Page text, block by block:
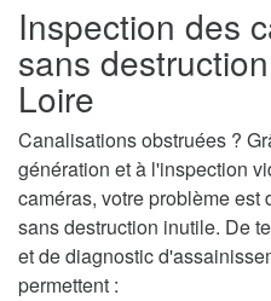
Inspection des
sans
Loire
Canalisations obstruées ?
génération et à l'inspection
caméras, votre problème est
sans destruction inutile. De
et de diagnostic
permettent :